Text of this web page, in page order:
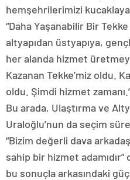
hemşehrilerimizi
“Daha Yaşanabilir Bir Tekke
altyapıdan üstyapıya,
her alanda hizmet
Kazanan Tekke’miz oldu.
oldu. Şimdi hizmet
Bu arada, Ulaştırma ve
Uraloğlu’nun da seçim
“Bizim değerli dava
sahip bir hizmet
bu sonuçla arkasındaki